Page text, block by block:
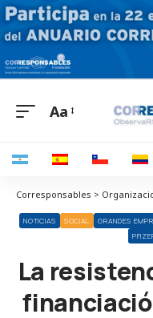
Aa
NOTICIAS SOCIAL GRANDES
La